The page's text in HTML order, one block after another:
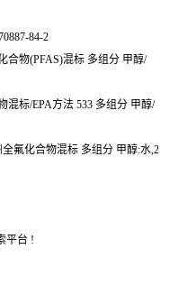
84-2
合物(PFAS)混标 多组分 甲醇/
混标/EPA方法 533 多组分 甲醇/
氟化合物混标 多组分 甲醇:水,2
平台 !